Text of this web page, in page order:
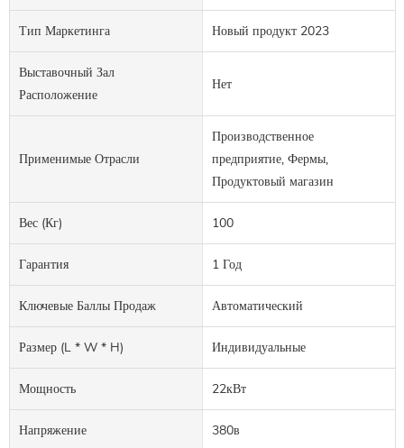
Тип Маркетинга Новый продукт 2023
Выставочный Зал
Расположение
Нет
Применимые Отрасли
Производственное
предприятие, Фермы,
Продуктовый магазин
Вес (кг) 100
Гарантия 1 Год
Ключевые Баллы Продаж Автоматический
Размер (L * W * H) Индивидуальные
Мощность 22кВт
Напряжение 380в